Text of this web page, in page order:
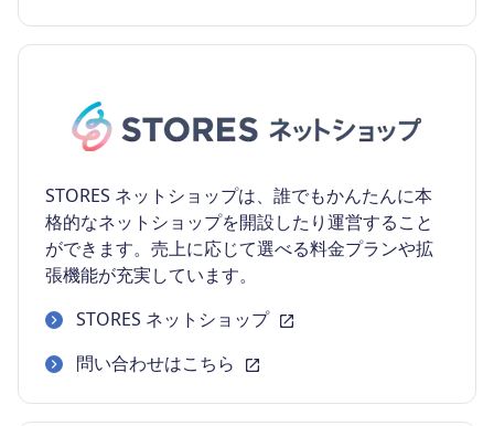
STORES ネットショップは、誰でもかんたんに本
格的なネットショップを開設したり運営すること
ができます。売上に応じて選べる料金プランや拡
張機能が充実しています。
STORES ネットショップ
問い合わせはこちら